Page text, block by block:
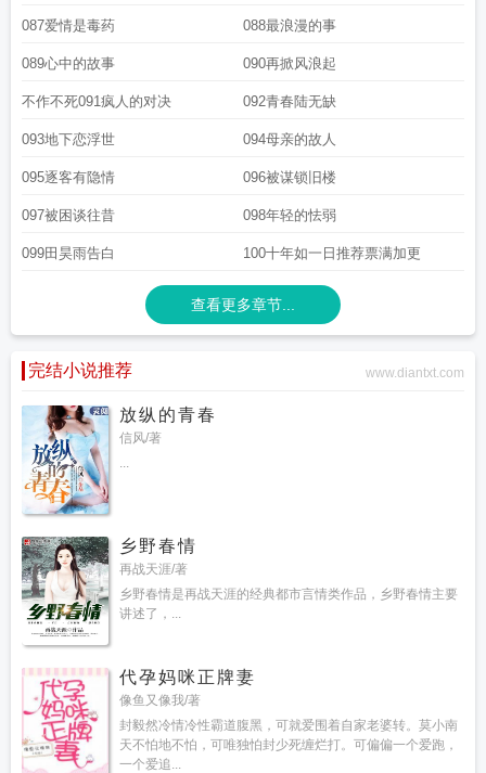
087爱情是毒药 088最浪漫的事
089心中的故事 090再掀风浪起
不作不死091疯人的对决 092青春陆无缺
093地下恋浮世 094母亲的故人
095逐客有隐情 096被谋锁旧楼
097被困谈往昔 098年轻的怯弱
099田昊雨告白 100十年如一日推荐票满加更
查看更多章节...
完结小说推荐 www.diantxt.com
放纵的青春
信风/著
...
乡野春情
再战天涯/著
乡野春情是再战天涯的经典都市言情类作品，乡野春情主要
讲述了，...
代孕妈咪正牌妻
像鱼又像我/著
封毅然冷情冷性霸道腹黑，可就爱围着自家老婆转。莫小南
天不怕地不怕，可唯独怕封少死缠烂打。可偏偏一个爱跑，
一个爱追...